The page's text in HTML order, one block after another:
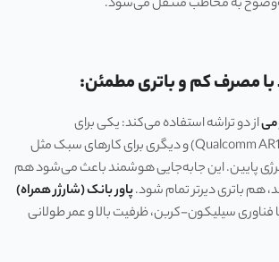
با مصرف کم و باتری مطمئن:
از دو تراشه استفاده می‌کند: یکی برای
پردازش‌های سنگین (Qualcomm AR1) و دیگری برای کارهای سبک مثل
پایین. این جابه‌جایی هوشمند باعث می‌شود هم
هم باتری دیرتر تمام شود.پاور بانک (شارژر همراه)
با فناوری سیلیکون-کربن، ظرفیت بالا و عمر طولانی